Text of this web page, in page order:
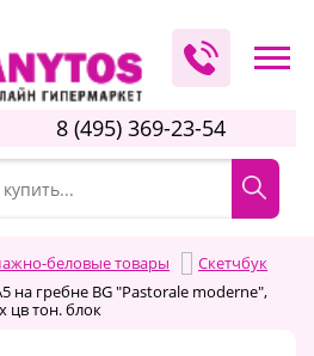
8 (495) 369-23-54
беловые товары
Скетчбук
на гребне BG "Pastorale moderne",
цв тон. блок